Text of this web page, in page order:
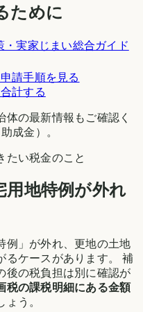
ために
・実家じまい総合ガイド
請手順を見る
計する
体の最新情報もご確認く
成金 ）。
たい税金のこと
用地特例が外れ
例」が外れ、更地の土地
るケースがあります。 補
後の税負担は別に確認が
税の課税明細にある金額
う。